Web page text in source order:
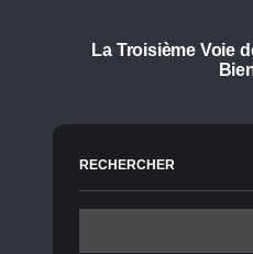
La Troisième Voie
RECHERCHER